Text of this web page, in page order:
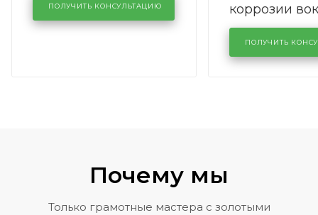
кузовном сервисе
KUTUZOVV
ПОЛУЧИТЬ КОНСУЛЬТАЦИЮ
коррозии
лобового
районе
Volkswagen
ПОЛУЧИТЬ
Почему мы
Только грамотные мастера с золотыми